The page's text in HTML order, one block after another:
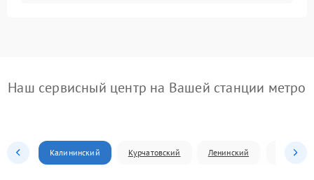
Наш сервисный центр на Вашей станции метро
Калининский Курчатовский Ленинский